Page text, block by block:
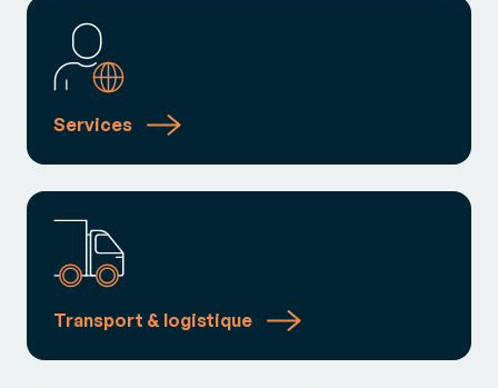
Services
Transport & logistique